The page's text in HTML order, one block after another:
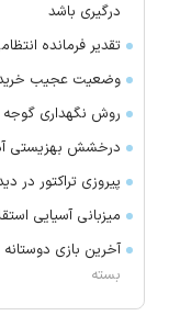
درگیری باشد
تقدیر فرمانده
وضعیت عجیب
روش نگهداری گوجه
درخشش بهزیستی
پیروزی تراکتور در
میزبانی آسیایی
آخرین بازی
بسته